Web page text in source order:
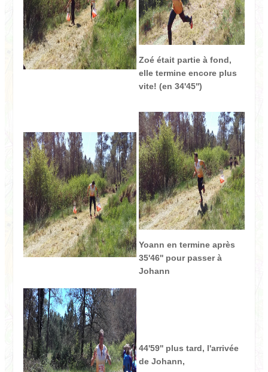
Zoé était partie à fond,
elle termine encore plus
vite! (en 34'45'')
Yoann en termine après
35'46'' pour passer à
Johann
44'59'' plus tard, l'arrivée
de Johann,